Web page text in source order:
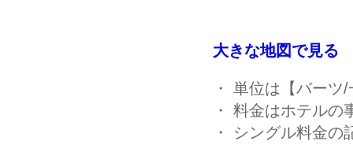
大きな地図で見る
・ 単位は【バー
・ 料金はホテル
・ シングル料金